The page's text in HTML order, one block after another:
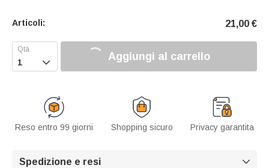
Articoli: 21,00 €
 Aggiungi al carrello
Reso entro 99 giorni Shopping sicuro Privacy garantita
Spedizione e resi 